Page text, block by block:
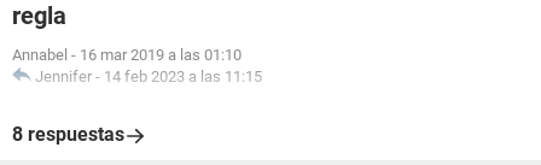
regla
Annabel - 16 mar 2019 a las 01:10
Jennifer - 14 feb 2023 a las 11:15
8 respuestas